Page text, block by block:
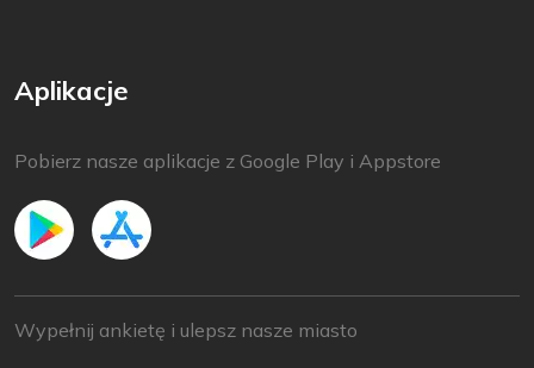
Aplikacje
Pobierz nasze aplikacje z Google Play i Appstore
Wypełnij ankietę i ulepsz nasze miasto